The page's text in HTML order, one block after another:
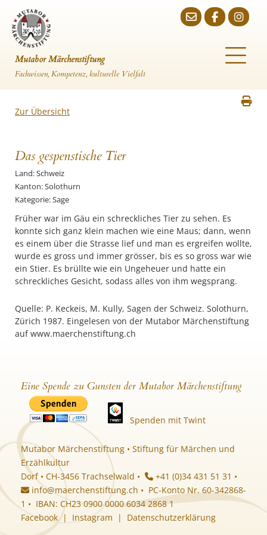
Mutabor Märchenstiftung
Fachwissen, Kompetenz, kulturelle Vielfalt
Zur Übersicht
Das gespenstische Tier
Land: Schweiz
Kanton: Solothurn
Kategorie: Sage
Früher war im Gäu ein schreckliches Tier zu sehen. Es
konnte sich ganz klein machen wie eine Maus; dann, wenn
es einem über die Strasse lief und man es ergreifen wollte,
wurde es gross und immer grösser, bis es so gross war wie
ein Stier. Es brüllte wie ein Ungeheuer und hatte ein
schreckliches Gesicht, sodass alles von ihm wegsprang.
Quelle: P. Keckeis, M. Kully, Sagen der Schweiz. Solothurn,
Zürich 1987. Eingelesen von der Mutabor Märchenstiftung
auf www.maerchenstiftung.ch
Eine Spende zu Gunsten der Mutabor Märchenstiftung
Spenden mit Twint
Mutabor Märchenstiftung • Stiftung für Märchen und
Erzählkultur
Dorf • CH-3456 Trachselwald •
+41 (0)34 431 51 31 •
info@maerchenstiftung.ch • PC-Konto Nr. 60-342868-
1 • IBAN: CH23 0900 0000 6034 2868 1
Facebook| Instagram | Datenschutzerklärung